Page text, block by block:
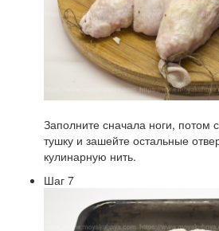
Заполните сначала ноги, потом
тушку и зашейте остальные
кулинарную нить.
Шаг 7